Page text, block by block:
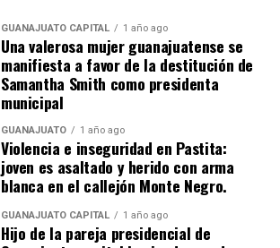
GUANAJUATO CAPITAL 1 año ago
Una valerosa mujer guanajuatense se
manifiesta a favor de la destitución de
Samantha Smith como presidenta
municipal
GUANAJUATO 1 año ago
Violencia e inseguridad en Pastita:
joven es asaltado y herido con arma
blanca en el callejón Monte Negro.
GUANAJUATO CAPITAL 1 año ago
Hijo de la pareja presidencial de